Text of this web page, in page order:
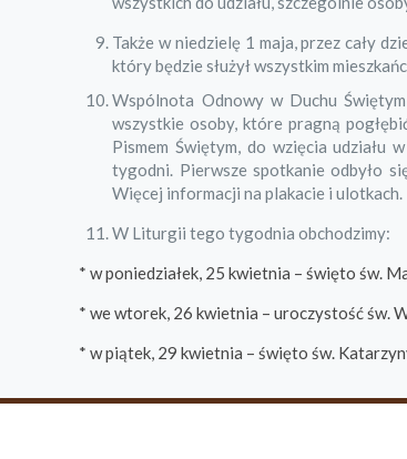
Także w niedzielę 1 maja, przez cały
który będzie służył wszystkim
Wspólnota Odnowy w Duchu
wszystkie osoby, które pragną
Pismem Świętym, do wzięcia udziału
tygodni. Pierwsze spotkanie odbyło
Więcej informacji na plakacie i ulotkach.
W Liturgii tego tygodnia obchodzimy:
* w poniedziałek, 25 kwietnia – święto św.
* we wtorek, 26 kwietnia – uroczystość św.
* w piątek, 29 kwietnia – święto św.